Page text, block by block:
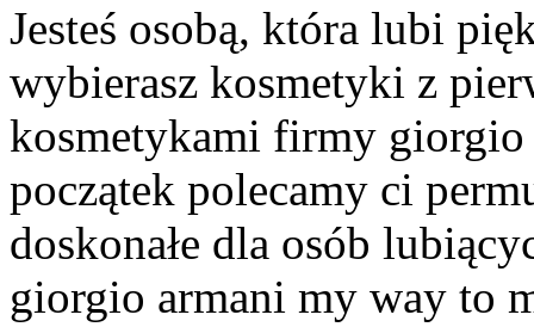
Jesteś osobą, która lubi
wybierasz kosmetyki z
kosmetykami firmy giorgio
początek polecamy ci
doskonałe dla osób
giorgio armani my way to